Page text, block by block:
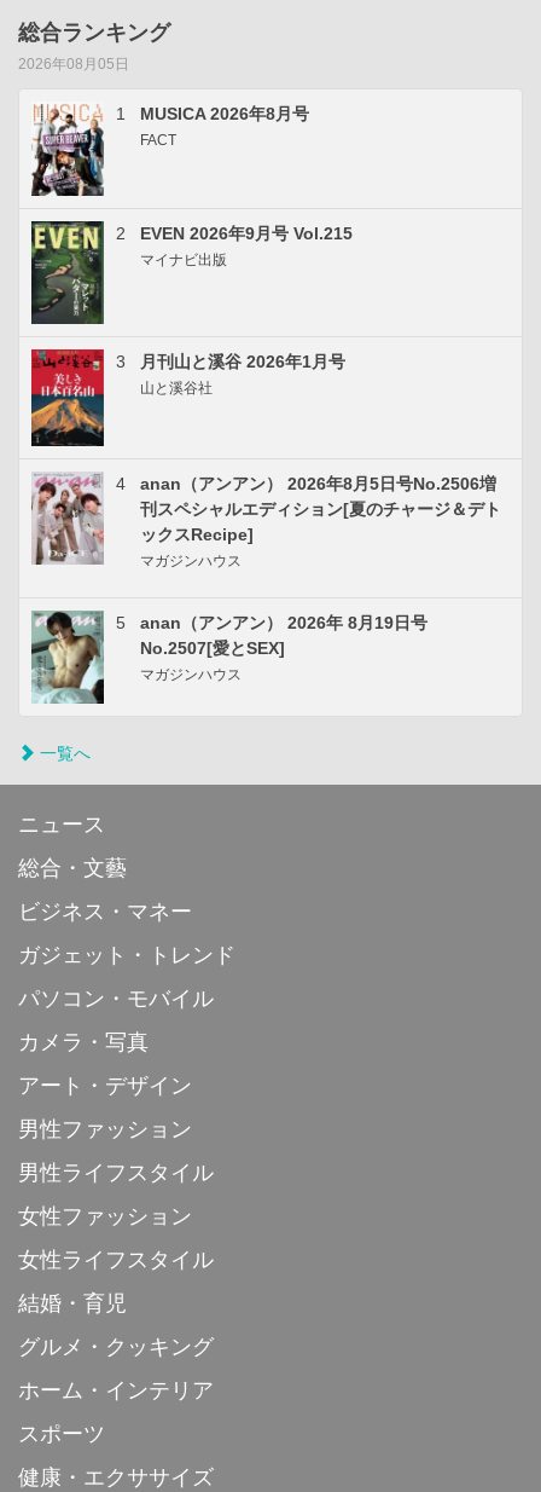
総合ランキング
2026年08月05日
1 MUSICA 2026年8月号
FACT
2 EVEN 2026年9月号 Vol.215
マイナビ出版
3 月刊山と溪谷 2026年1月号
山と溪谷社
4
anan（アンアン） 2026年8月5日号No.2506増
刊スペシャルエディション[夏のチャージ＆デト
ックスRecipe]
マガジンハウス
5
anan（アンアン） 2026年 8月19日号
No.2507[愛とSEX]
マガジンハウス
一覧へ
ニュース
総合・文藝
ビジネス・マネー
ガジェット・トレンド
パソコン・モバイル
カメラ・写真
アート・デザイン
男性ファッション
男性ライフスタイル
女性ファッション
女性ライフスタイル
結婚・育児
グルメ・クッキング
ホーム・インテリア
スポーツ
健康・エクササイズ